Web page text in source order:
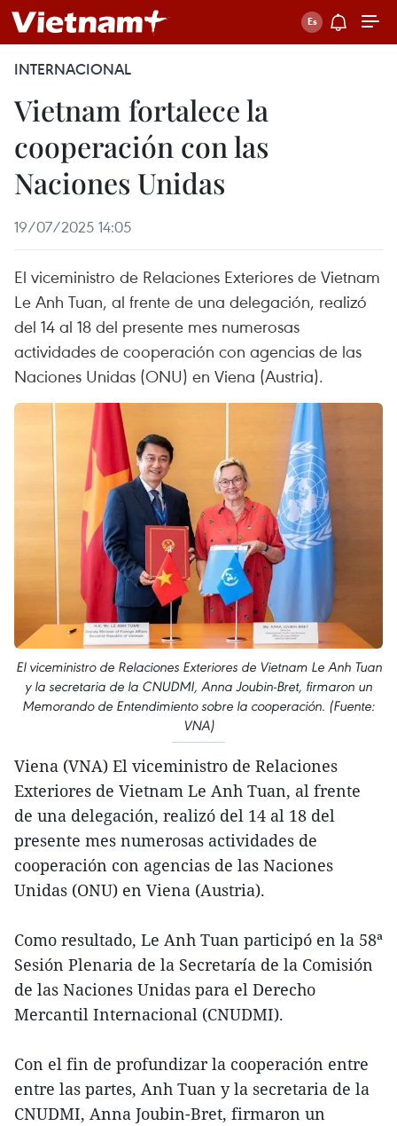
INTERNACIONAL
Vietnam fortalece la
cooperación con las
Naciones Unidas
19/07/2025 14:05
El viceministro de Relaciones Exteriores de Vietnam
Le Anh Tuan, al frente de una delegación, realizó
del 14 al 18 del presente mes numerosas
actividades de cooperación con agencias de las
Naciones Unidas (ONU) en Viena (Austria).
El viceministro de Relaciones Exteriores de Vietnam Le Anh Tuan
y la secretaria de la CNUDMI, Anna Joubin-Bret, firmaron un
Memorando de Entendimiento sobre la cooperación. (Fuente:
VNA)
Viena (VNA) El viceministro de Relaciones
Exteriores de Vietnam Le Anh Tuan, al frente
de una delegación, realizó del 14 al 18 del
presente mes numerosas actividades de
cooperación con agencias de las Naciones
Unidas (ONU) en Viena (Austria).
Como resultado, Le Anh Tuan participó en la 58ª
Sesión Plenaria de la Secretaría de la Comisión
de las Naciones Unidas para el Derecho
Mercantil Internacional (CNUDMI).
Con el fin de profundizar la cooperación entre
entre las partes, Anh Tuan y la secretaria de la
CNUDMI, Anna Joubin-Bret, firmaron un